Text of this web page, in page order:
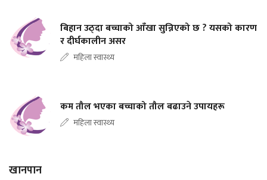
बिहान उठ्दा बच्चाको आँखा सुन्निएको छ ? यसको कारण
र दीर्घकालीन असर
महिला स्वास्थ्य
कम तौल भएका बच्चाको तौल बढाउने उपायहरू
महिला स्वास्थ्य
खानपान